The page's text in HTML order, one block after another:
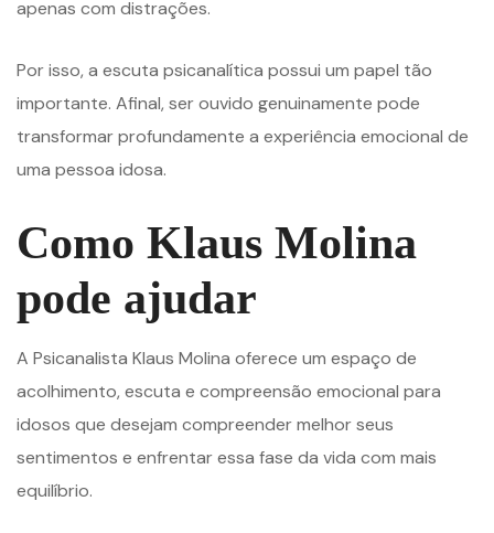
apenas com distrações.
Por isso, a escuta psicanalítica possui um papel tão
importante. Afinal, ser ouvido genuinamente pode
transformar profundamente a experiência emocional de
uma pessoa idosa.
Como Klaus Molina
pode ajudar
A Psicanalista Klaus Molina oferece um espaço de
acolhimento, escuta e compreensão emocional para
idosos que desejam compreender melhor seus
sentimentos e enfrentar essa fase da vida com mais
equilíbrio.